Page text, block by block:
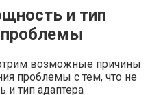
и тип
проблемы
возможные причины
проблемы с тем, что не
и тип адаптера